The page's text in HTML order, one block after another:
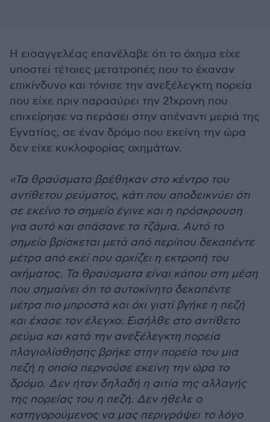
Η εισαγγελέας επανέλαβε ότι το όχημα είχε
υποστεί τέτοιες μετατροπές που το έκαναν
επικίνδυνο και τόνισε την ανεξέλεγκτη πορεία
που είχε πριν παρασύρει την 21χρονη που
επιχείρησε να περάσει στην απέναντι μεριά της
Εγνατίας, σε έναν δρόμο που εκείνη την ώρα
δεν είχε κυκλοφορίας οχημάτων.
«Τα θραύσματα βρέθηκαν στο κέντρο του
αντίθετου ρεύματος, κάτι που αποδεικνύει ότι
σε εκείνο το σημείο έγινε και η πρόσκρουση
για αυτό και σπάσανε τα τζάμια. Αυτό το
σημείο βρίσκεται μετά από περίπου δεκαπέντε
μέτρα από εκεί που αρχίζει η εκτροπή του
οχήματος. Τα θραύσματα είναι κάπου στη μέση
που σημαίνει ότι το αυτοκίνητο δεκαπέντε
μέτρα πιο μπροστά και όχι γιατί βγήκε η πεζή
και έχασε τον έλεγχο. Εισήλθε στο αντίθετο
ρεύμα και κατά την ανεξέλεγκτη πορεία
πλαγιολίσθησης βρήκε στην πορεία του μια
πεζή η οποία περνούσε εκείνη την ώρα το
δρόμο. Δεν ήταν δηλαδή η αιτία της αλλαγής
της πορείας του η πεζή. Δεν ήθελε ο
κατηγορούμενος να μας περιγράψει το λόγο